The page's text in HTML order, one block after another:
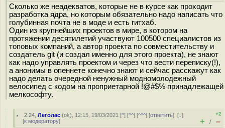
Сколько же неадекватов, которые не в курсе как проходит
разработка ядра, но которым обязательно надо написать что
голубинная почта не в моде и есть гитхаб.
Один из крупнейших проектов в мире, в котором на
протяжении десятилетий участвуют 100500 специалистов из
топовых компаний, а автор проекта по совместительству и
создатель git (и создал именно для этого проекта), не знают
как надо управлять проектом и через что вести переписку(!),
а анонимы в опеннете конечно знают и сейчас расскажут как
надо делать очередной ненужный модномолодежный
велосипед с кодом на проприетарной !@#$% принадлежащей
мелкософту.
2.24 ,Леголас (ok), 12:15, 19/03/2021 [^] [^^] [^^^] [ответить][↓]
[к модератору]
+2
+ / –